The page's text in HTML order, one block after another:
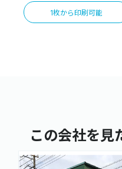
1枚から印刷可能
この会社を見